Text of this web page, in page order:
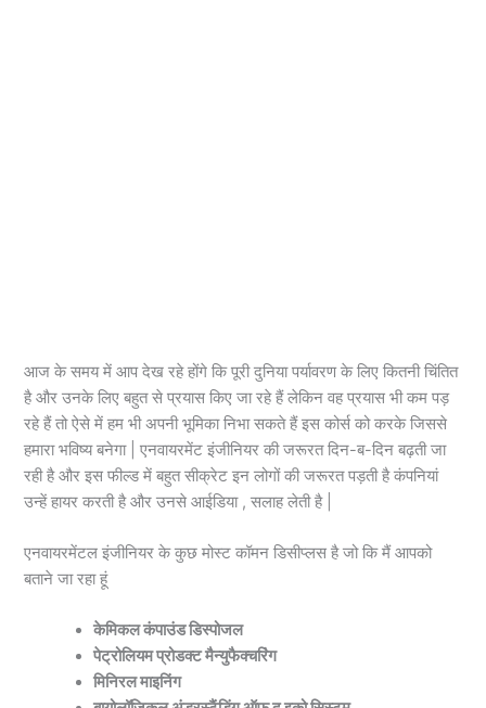
आज के समय में आप देख रहे होंगे कि पूरी दुनिया पर्यावरण के लिए कितनी चिंतित
है और उनके लिए बहुत से प्रयास किए जा रहे हैं लेकिन वह प्रयास भी कम पड़
रहे हैं तो ऐसे में हम भी अपनी भूमिका निभा सकते हैं इस कोर्स को करके जिससे
हमारा भविष्य बनेगा | एनवायरमेंट इंजीनियर की जरूरत दिन-ब-दिन बढ़ती जा
रही है और इस फील्ड में बहुत सीक्रेट इन लोगों की जरूरत पड़ती है कंपनियां
उन्हें हायर करती है और उनसे आईडिया , सलाह लेती है |
एनवायरमेंटल इंजीनियर के कुछ मोस्ट कॉमन डिसीप्लस है जो कि मैं आपको
बताने जा रहा हूं
केमिकल कंपाउंड डिस्पोजल
पेट्रोलियम प्रोडक्ट मैन्युफैक्चरिंग
मिनिरल माइनिंग